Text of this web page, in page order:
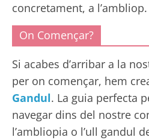
concretament, a l’ambliop.
On Començar?
Si acabes d’arribar a la
per on començar, hem
Gandul. La guia perfecta
navegar dins del nostre
l’ambliopia o l’ull gandul